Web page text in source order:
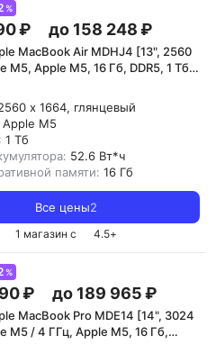
%
₽ до 158 248 ₽
MacBook Air MDHJ4 [13", 2560
M5, Apple M5, 16 Гб, DDR5, 1 Тб,
x 1664, глянцевый
Apple M5
1 Тб
52.6 Вт*ч
памяти: 16 Гб
Все цены2
1 магазин с 4.5+
%
₽ до 189 965 ₽
MacBook Pro MDE14 [14", 3024
M5 / 4 ГГц, Apple M5, 16 Гб,
OS]